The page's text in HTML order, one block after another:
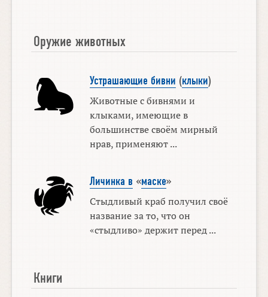
Оружие животных
Устрашающие бивни (клыки)
Животные с бивнями и
клыками, имеющие в
большинстве своём мирный
нрав, применяют ...
Личинка в «маске»
Стыдливый краб получил своё
название за то, что он
«стыдливо» держит перед ...
Книги